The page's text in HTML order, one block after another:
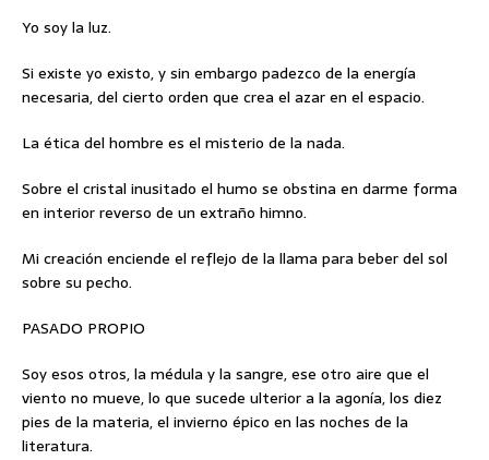
Yo soy la luz.
Si existe yo existo, y sin embargo padezco de la energía
necesaria, del cierto orden que crea el azar en el espacio.
La ética del hombre es el misterio de la nada.
Sobre el cristal inusitado el humo se obstina en darme forma
en interior reverso de un extraño himno.
Mi creación enciende el reflejo de la llama para beber del sol
sobre su pecho.
PASADO PROPIO
Soy esos otros, la médula y la sangre, ese otro aire que el
viento no mueve, lo que sucede ulterior a la agonía, los diez
pies de la materia, el invierno épico en las noches de la
literatura.